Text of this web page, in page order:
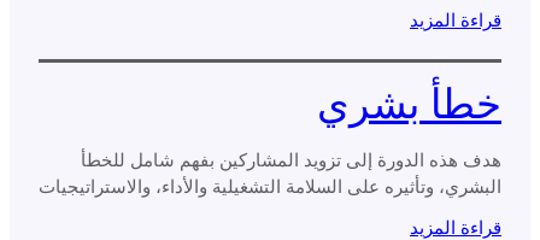
قراءة المزيد
خطأ بشري
هدف هذه الدورة إلى تزويد المشاركين بفهم شامل للخطأ
البشري، وتأثيره على السلامة التشغيلية والأداء، والاستراتيجيات
قراءة المزيد